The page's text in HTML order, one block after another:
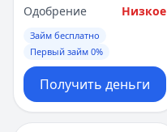
Одобрение
Низкое
Займ бесплатно
Первый займ 0%
Получить деньги